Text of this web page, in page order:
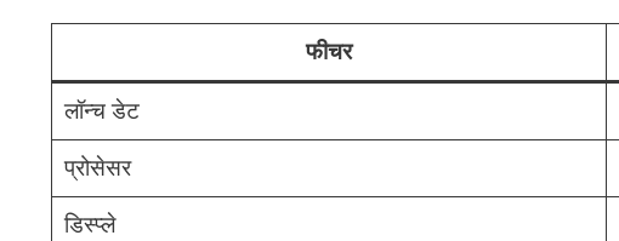
फीचर
लॉन्च डेट
प्रोसेसर
डिस्प्ले